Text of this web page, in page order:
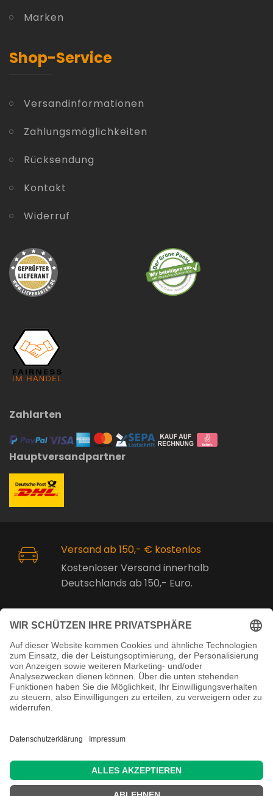
Marken
Shop-Service
Versandinformationen
Zahlungsmöglichkeiten
Rücksendung
Kontakt
Widerruf
Zahlarten
Hauptversandpartner
Versand ab 150,- € kostenlos
Kostenloser Versand innerhalb
Deutschlands ab 150,- Euro.
Online Support
Kostenlose Beratung vor und nach
dem Kauf!
Juristisch betreut